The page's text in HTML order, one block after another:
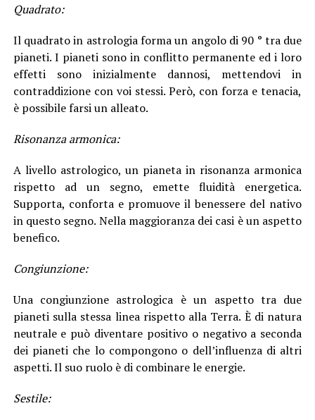
Quadrato:
Il quadrato in astrologia forma un angolo di 90 ° tra due
pianeti. I pianeti sono in conflitto permanente ed i loro
effetti sono inizialmente dannosi, mettendovi in
contraddizione con voi stessi. Però, con forza e tenacia,
è possibile farsi un alleato.
Risonanza armonica:
A livello astrologico, un pianeta in risonanza armonica
rispetto ad un segno, emette fluidità energetica.
Supporta, conforta e promuove il benessere del nativo
in questo segno. Nella maggioranza dei casi è un aspetto
benefico.
Congiunzione:
Una congiunzione astrologica è un aspetto tra due
pianeti sulla stessa linea rispetto alla Terra. È di natura
neutrale e può diventare positivo o negativo a seconda
dei pianeti che lo compongono o dell’influenza di altri
aspetti. Il suo ruolo è di combinare le energie.
Sestile: